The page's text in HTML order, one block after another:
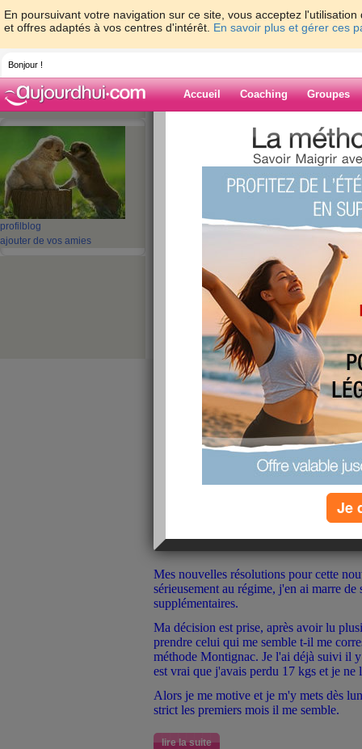
En poursuivant votre navigation sur ce site, vous acceptez
et offres adaptés à vos centres d'intérêt. En savoir plus et gérer ces
Bonjour !
Accueil Coaching Groupes
profil blog
ajouter de vos amies
>
Blog de
3 4
Bonne résolution
publié le 10/01/2009 à 14:52
Mes nouvelles résolutions pour cette
sérieusement au régime, j'en ai marre de
supplémentaires.
Ma décision est prise, après avoir lu
prendre celui qui me semble t-il me
méthode Montignac. Je l'ai déjà suivi il
est vrai que j'avais perdu 17 kgs et je ne
Alors je me motive et je m'y mets dès
strict les premiers mois il me semble.
lire la suite
Je